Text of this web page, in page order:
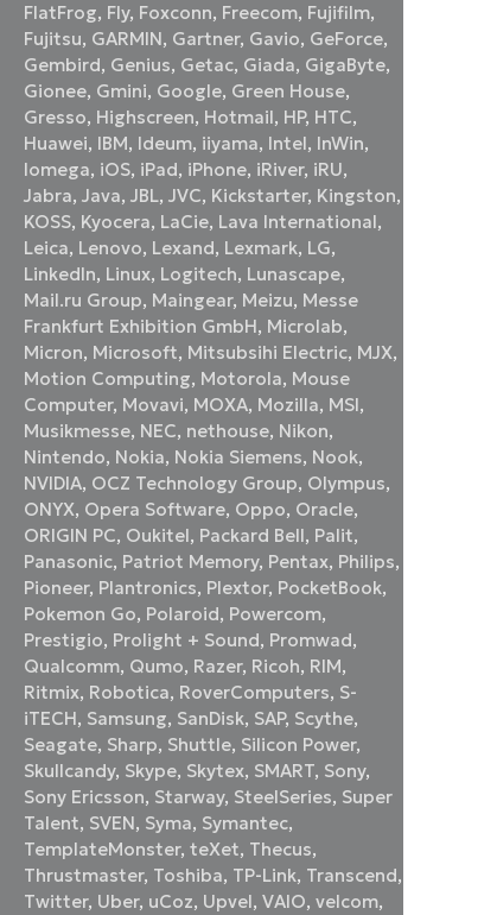
FlatFrog, Fly, Foxconn, Freecom, Fujifilm,
Fujitsu, GARMIN, Gartner, Gavio, GeForce,
Gembird, Genius, Getac, Giada, GigaByte,
Gionee, Gmini, Google, Green House,
Gresso, Highscreen, Hotmail, HP, HTC,
Huawei, IBM, Ideum, iiyama, Intel, InWin,
Iomega, iOS, iPad, iPhone, iRiver, iRU,
Jabra,Java,JBL,JVC, Kickstarter, Kingston,
KOSS, Kyocera, LaCie, Lava International,
Leica, Lenovo, Lexand, Lexmark, LG,
LinkedIn, Linux, Logitech, Lunascape,
Mail.ru Group, Maingear, Meizu, Messe
Frankfurt Exhibition GmbH, Microlab,
Micron, Microsoft, Mitsubsihi Electric, MJX,
Motion Computing, Motorola, Mouse
Computer, Movavi, MOXA, Mozilla, MSI,
Musikmesse, NEC, nethouse, Nikon,
Nintendo, Nokia, Nokia Siemens, Nook,
NVIDIA, OCZ Technology Group, Olympus,
ONYX, Opera Software, Oppo, Oracle,
ORIGIN PC, Oukitel, Packard Bell, Palit,
Panasonic, Patriot Memory, Pentax, Philips,
Pioneer, Plantronics, Plextor, PocketBook,
Pokemon Go, Polaroid, Powercom,
Prestigio, Prolight + Sound, Promwad,
Qualcomm, Qumo, Razer, Ricoh, RIM,
Ritmix, Robotica, RoverComputers, S-
iTECH, Samsung, SanDisk, SAP, Scythe,
Seagate, Sharp, Shuttle, Silicon Power,
Skullcandy, Skype, Skytex, SMART, Sony,
Sony Ericsson, Starway, SteelSeries, Super
Talent, SVEN, Syma, Symantec,
TemplateMonster,teXet, Thecus,
Thrustmaster, Toshiba, TP-Link, Transcend,
Twitter, Uber, uCoz, Upvel,VAIO,velcom,